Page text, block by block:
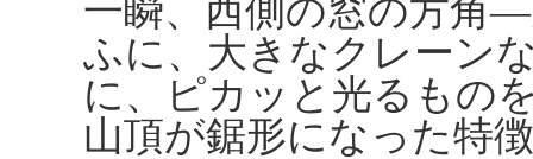
一瞬、西側の窓の方角
ふに、大きなクレーン
に、ピカッと光るもの
山頂が鋸形になった特